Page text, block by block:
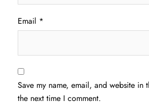
Email *
Save my name, email, and website in
the next time I comment.